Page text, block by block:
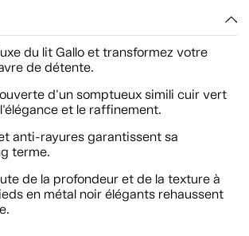
du lit Gallo et transformez votre
de détente.
d'un somptueux simili cuir vert
et le raffinement.
anti-rayures garantissent sa
terme.
de la profondeur et de la texture à
en métal noir élégants rehaussent